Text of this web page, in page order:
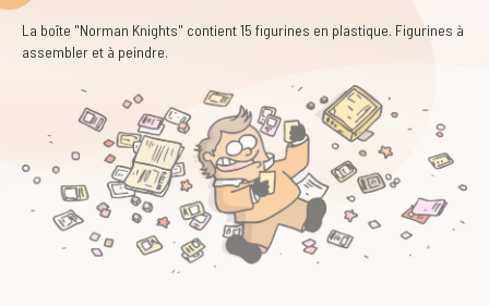
La boîte "Norman Knights" contient 15 figurines en plastique. Figurines à
assembler et à peindre.